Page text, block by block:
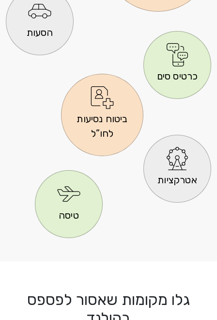
הסעות
כרטיס סים
ביטוח נסיעות
לחו”ל
אטרקציות
טיסה
גלו מקומות שאסור לפספס